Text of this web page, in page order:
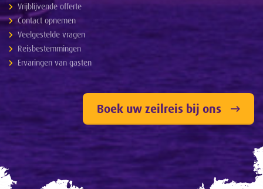
Vrijblijvende offerte
Contact opnemen
Veelgestelde vragen
Reisbestemmingen
Ervaringen van gasten
Boek uw zeilreis bij ons